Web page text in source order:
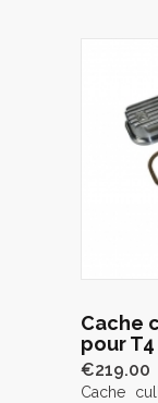
Cache
pour
€219.00
Cache